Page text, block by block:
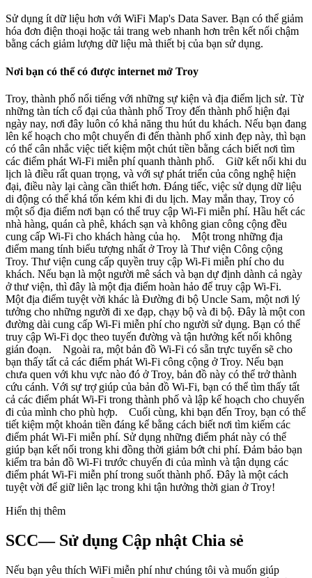
Sử dụng ít dữ liệu hơn với WiFi Map's Data Saver. Bạn có thể giảm
hóa đơn điện thoại hoặc tải trang web nhanh hơn trên kết nối chậm
bằng cách giảm lượng dữ liệu mà thiết bị của bạn sử dụng.
Nơi bạn có thể có được internet mở Troy
Troy, thành phố nổi tiếng với những sự kiện và địa điểm lịch sử. Từ
những tàn tích cổ đại của thành phố Troy đến thành phố hiện đại
ngày nay, nơi đây luôn có khả năng thu hút du khách. Nếu bạn đang
lên kế hoạch cho một chuyến đi đến thành phố xinh đẹp này, thì bạn
có thể cân nhắc việc tiết kiệm một chút tiền bằng cách biết nơi tìm
các điểm phát Wi-Fi miễn phí quanh thành phố. Giữ kết nối khi du
lịch là điều rất quan trọng, và với sự phát triển của công nghệ hiện
đại, điều này lại càng cần thiết hơn. Đáng tiếc, việc sử dụng dữ liệu
di động có thể khá tốn kém khi đi du lịch. May mắn thay, Troy có
một số địa điểm nơi bạn có thể truy cập Wi-Fi miễn phí. Hầu hết các
nhà hàng, quán cà phê, khách sạn và không gian công cộng đều
cung cấp Wi-Fi cho khách hàng của họ. Một trong những địa
điểm mang tính biểu tượng nhất ở Troy là Thư viện Công cộng
Troy. Thư viện cung cấp quyền truy cập Wi-Fi miễn phí cho du
khách. Nếu bạn là một người mê sách và bạn dự định dành cả ngày
ở thư viện, thì đây là một địa điểm hoàn hảo để truy cập Wi-Fi.
Một địa điểm tuyệt vời khác là Đường đi bộ Uncle Sam, một nơi lý
tưởng cho những người đi xe đạp, chạy bộ và đi bộ. Đây là một con
đường dài cung cấp Wi-Fi miễn phí cho người sử dụng. Bạn có thể
truy cập Wi-Fi dọc theo tuyến đường và tận hưởng kết nối không
gián đoạn. Ngoài ra, một bản đồ Wi-Fi có sẵn trực tuyến sẽ cho
bạn thấy tất cả các điểm phát Wi-Fi công cộng ở Troy. Nếu bạn
chưa quen với khu vực nào đó ở Troy, bản đồ này có thể trở thành
cứu cánh. Với sự trợ giúp của bản đồ Wi-Fi, bạn có thể tìm thấy tất
cả các điểm phát Wi-Fi trong thành phố và lập kế hoạch cho chuyến
đi của mình cho phù hợp. Cuối cùng, khi bạn đến Troy, bạn có thể
tiết kiệm một khoản tiền đáng kể bằng cách biết nơi tìm kiếm các
điểm phát Wi-Fi miễn phí. Sử dụng những điểm phát này có thể
giúp bạn kết nối trong khi đồng thời giảm bớt chi phí. Đảm bảo bạn
kiểm tra bản đồ Wi-Fi trước chuyến đi của mình và tận dụng các
điểm phát Wi-Fi miễn phí trong suốt thành phố. Đây là một cách
tuyệt vời để giữ liên lạc trong khi tận hưởng thời gian ở Troy!
Hiển thị thêm
SCC— Sử dụng Cập nhật Chia sẻ
Nếu bạn yêu thích WiFi miễn phí như chúng tôi và muốn giúp